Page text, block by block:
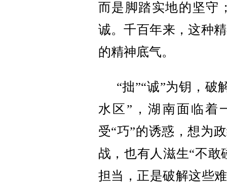
而是脚踏实地的坚守
诚。千百年来，这种
的精神底气。
“拙”“诚”为钥，破
水区”，湖南面临着
受“巧”的诱惑，想为
战，也有人滋生“不敢
担当，正是破解这些